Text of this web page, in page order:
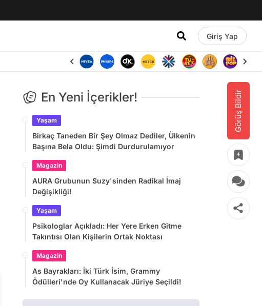
Giriş Yap
Görüş Bildir
En Yeni İçerikler!
Yaşam
Birkaç Taneden Bir Şey Olmaz Dediler, Ülkenin
Başına Bela Oldu: Şimdi Durdurulamıyor
Magazin
AURA Grubunun Suzy'sinden Radikal İmaj
Değişikliği!
Yaşam
Psikologlar Açıkladı: Her Yere Erken Gitme
Takıntısı Olan Kişilerin Ortak Noktası
Magazin
As Bayrakları: İki Türk İsim, Grammy
Ödülleri'nde Oy Kullanacak Jüriye Seçildi!